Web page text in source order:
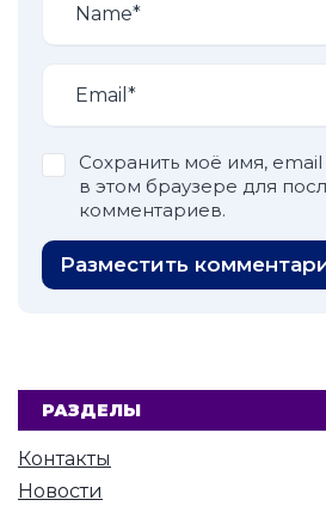
Сохранить моё имя,
в этом браузере для
комментариев.
Разместить
РАЗДЕЛЫ
Контакты
Новости